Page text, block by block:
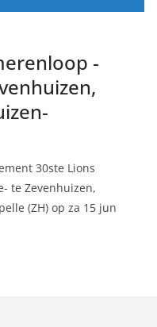
-
30ste Lions
te Zevenhuizen,
(ZH) op za 15 jun